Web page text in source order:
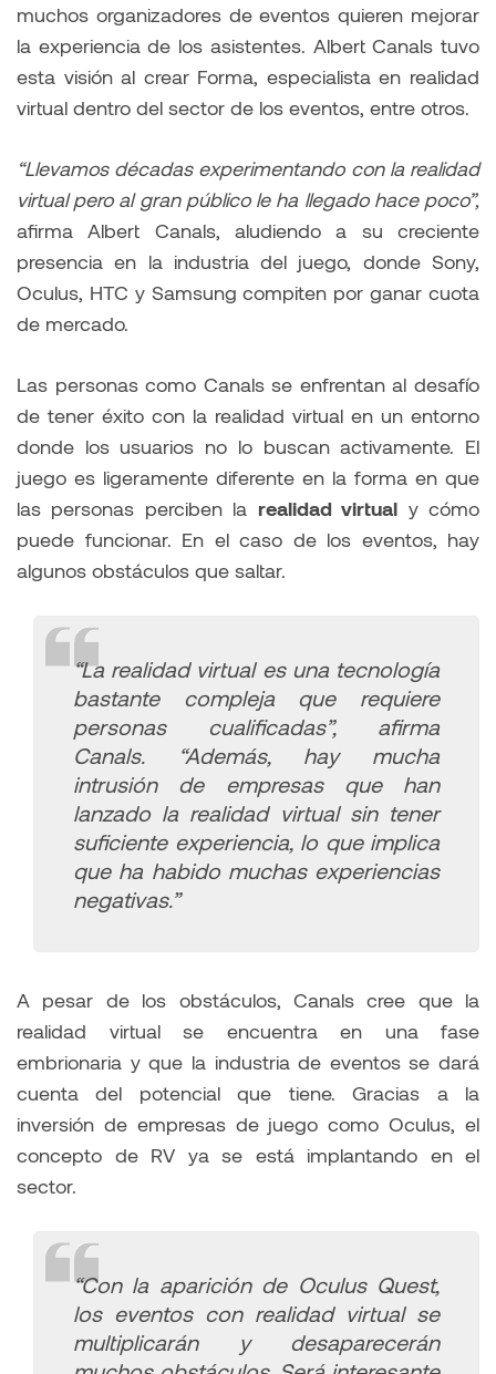
muchos organizadores de eventos quieren mejorar
la experiencia de los asistentes. Albert Canals tuvo
esta visión al crear Forma, especialista en realidad
virtual dentro del sector de los eventos, entre otros.
“Llevamos décadas experimentando con la realidad
virtual pero al gran público le ha llegado hace poco”,
afirma Albert Canals, aludiendo a su creciente
presencia en la industria del juego, donde Sony,
Oculus, HTC y Samsung compiten por ganar cuota
de mercado.
Las personas como Canals se enfrentan al desafío
de tener éxito con la realidad virtual en un entorno
donde los usuarios no lo buscan activamente. El
juego es ligeramente diferente en la forma en que
las personas perciben la realidad virtual y cómo
puede funcionar. En el caso de los eventos, hay
algunos obstáculos que saltar.
“La realidad virtual es una tecnología
bastante compleja que requiere
personas cualificadas”, afirma
Canals.
“Además, hay mucha
intrusión de empresas que han
lanzado la realidad virtual sin tener
suficiente experiencia, lo que implica
que ha habido muchas experiencias
negativas.”
A pesar de los obstáculos, Canals cree que la
realidad virtual se encuentra en una fase
embrionaria y que la industria de eventos se dará
cuenta del potencial que tiene. Gracias a la
inversión de empresas de juego como Oculus, el
concepto de RV ya se está implantando en el
sector.
“Con la aparición de Oculus Quest,
los eventos con realidad virtual se
multiplicarán y desaparecerán